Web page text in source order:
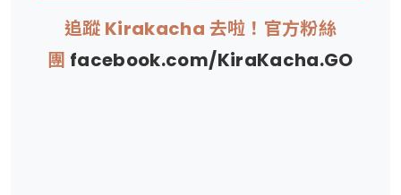
追蹤 Kirakacha 去啦！官方粉絲
團 facebook.com/KiraKacha.GO